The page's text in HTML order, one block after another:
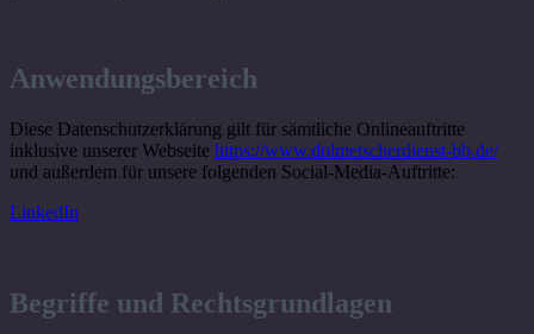
Anwendungsbereich
Diese Datenschutzerklärung gilt für sämtliche Onlineauftritte
inklusive unserer Webseite https://www.dolmetscherdienst-bb.de/
und außerdem für unsere folgenden Social-Media-Auftritte:
LinkedIn
Begriffe und Rechtsgrundlagen